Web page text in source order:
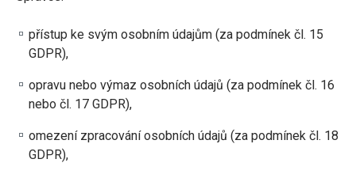
přístup ke svým osobním údajům (za podmínek čl. 15
GDPR),
opravu nebo výmaz osobních údajů (za podmínek čl. 16
nebo čl. 17 GDPR),
omezení zpracování osobních údajů (za podmínek čl. 18
GDPR),